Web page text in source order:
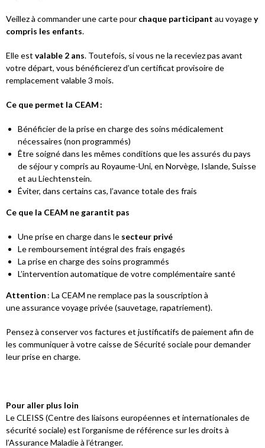
Veillez à commander une carte pour chaque participant au voyagey
compris les enfants.
Elle est valable 2 ans. Toutefois, si vous ne la receviez pas avant
votre départ, vous bénéficierez d’un certificat provisoire de
remplacement valable 3 mois.
Ce que permet la CEAM :
Bénéficier de la prise en charge des soins médicalement
nécessaires (non programmés)
Être soigné dans les mêmes conditions que les assurés du pays
de séjour y compris au Royaume-Uni, en Norvège, Islande, Suisse
et au Liechtenstein.
Éviter, dans certains cas, l’avance totale des frais
Ce que la CEAM ne garantit pas
Une prise en charge dans le secteur privé
Le remboursement intégral des frais engagés
La prise en charge des soins programmés
L’intervention automatique de votre complémentaire santé
Attention : La CEAM ne remplace pas la souscription à
une assurance voyage privée (sauvetage, rapatriement).
Pensez à conserver vos factures et justificatifs de paiement afin de
les communiquer à votre caisse de Sécurité sociale pour demander
leur prise en charge.
Pour aller plus loin
Le CLEISS (Centre des liaisons européennes et internationales de
sécurité sociale) est l’organisme de référence sur les droits à
l’Assurance Maladie à l’étranger.